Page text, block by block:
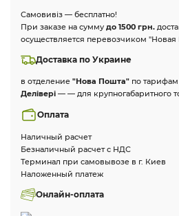
Самовивіз — бесплатно!
При заказе на сумму до 1500 грн.
осуществляется перевозчиком "Новая
Доставка по Украине
в отделение "Нова Пошта" по
Делівері — — для крупногабаритного
Оплата
Наличный расчет
Безналичный расчет с НДС
Терминал при самовывозе в г. Киев
Наложенный платеж
Онлайн-оплата